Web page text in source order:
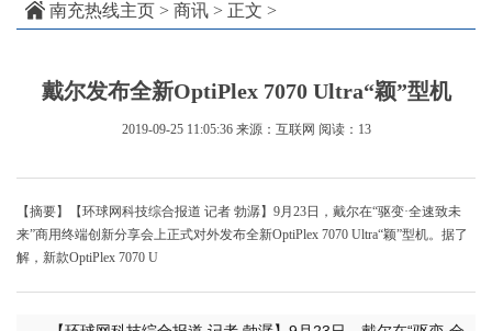
南充热线主页 > 商讯 > 正文 >
戴尔发布全新OptiPlex 7070 Ultra“颖”型机
2019-09-25 11:05:36 来源：互联网 阅读：13
【摘要】【环球网科技综合报道 记者 勃潺】9月23日，戴尔在“驱变·全速致未
来”商用终端创新分享会上正式对外发布全新OptiPlex 7070 Ultra“颖”型机。据了
解，新款OptiPlex 7070 U